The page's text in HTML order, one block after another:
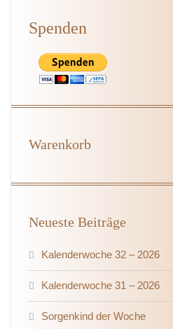
Spenden
Warenkorb
Neueste Beiträge
Kalenderwoche 32 – 2026
Kalenderwoche 31 – 2026
Sorgenkind der Woche